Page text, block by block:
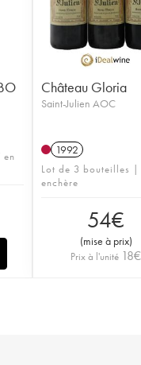
Château Gloria
Saint-Julien AOC
1992
Lot de 3 bouteilles
enchère
54€
(mise à prix)
Prix à l'unité 18€